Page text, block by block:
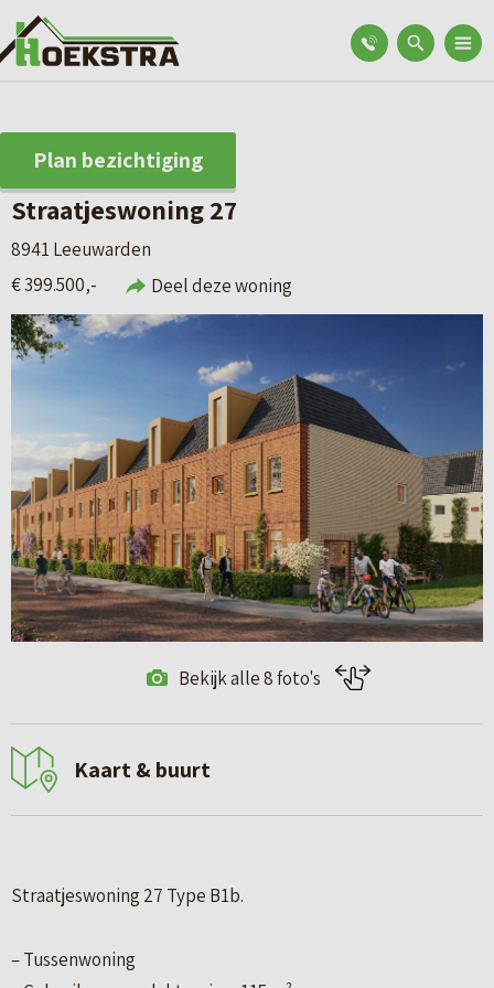
Plan bezichtiging
Straatjeswoning 27
8941 Leeuwarden
€ 399.500,-
Deel deze woning
Bekijk alle 8 foto's
Kaart & buurt
Straatjeswoning 27 Type B1b.
– Tussenwoning